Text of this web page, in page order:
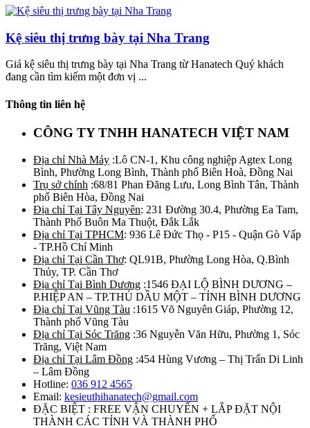
Kệ siêu thị trưng bày tại Nha Trang
Giá kệ siêu thị trưng bày tại Nha Trang từ Hanatech Quý khách
đang cần tìm kiếm một đơn vị ...
Thông tin liên hệ
CÔNG TY TNHH HANATECH VIỆT NAM
Địa chỉ Nhà Máy :Lô CN-1, Khu công nghiệp Agtex Long
Bình, Phường Long Bình, Thành phố Biên Hoà, Đồng Nai
Trụ sở chính :68/81 Phan Đăng Lưu, Long Bình Tân, Thành
phố Biên Hòa, Đồng Nai
Địa chỉ Tại Tây Nguyên: 231 Đường 30.4, Phường Ea Tam,
Thành Phố Buôn Ma Thuột, Đắk Lắk
Địa chỉ Tại TPHCM: 936 Lê Đức Thọ - P15 - Quận Gò Vấp
- TP.Hồ Chí Minh
Địa chỉ Tại Cần Thơ: QL91B, Phường Long Hòa, Q.Bình
Thủy, TP. Cần Thơ
Địa chỉ Tại Bình Dương :1546 ĐẠI LỘ BÌNH DƯƠNG –
P.HIỆP AN – TP.THỦ DẦU MỘT – TỈNH BÌNH DƯƠNG
Địa chỉ Tại Vũng Tàu :1615 Võ Nguyên Giáp, Phường 12,
Thành phố Vũng Tàu
Địa chỉ Tại Sóc Trăng :36 Nguyễn Văn Hữu, Phường 1, Sóc
Trăng, Việt Nam
Địa chỉ Tại Lâm Đồng :454 Hùng Vương – Thị Trấn Di Linh
– Lâm Đồng
Hotline: 036 912 4565
Email: kesieuthihanatech@gmail.com
ĐẶC BIỆT : FREE VẬN CHUYỂN + LẮP ĐẶT NỘI
THÀNH CÁC TỈNH VÀ THÀNH PHỐ